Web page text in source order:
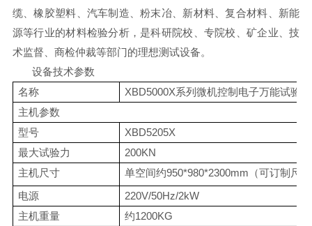
缆、橡胶塑料、汽车制造、粉末冶、新材料、复合材料、新能
源等⾏业的材料检验分析，是科研院校、专院校、矿企业、技
术监督、商检仲裁等部门的理想测试设备。
设备技术参数
名称
XBD5000X系列微机控制电子万能试验机
主机参数
型号
XBD5205X
最大试验力
200KN
主机尺寸
单空间约950*980*2300mm（可订制尺
电源
220V/50Hz/2kW
主机重量
约1200KG